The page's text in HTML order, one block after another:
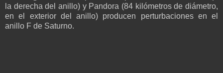
la derecha del anillo) y Pandora (84 kilómetros de diámetro,
en el exterior del anillo) producen perturbaciones en el
anillo F de Saturno.